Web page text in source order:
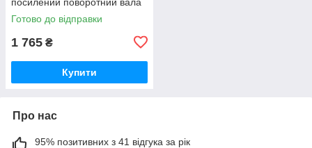
навески (вир-во Україна) 80-
4605022 / 80-4605022-А
Готово до відправки
1 765 ₴
Купити
Про нас
95% позитивних з 41 відгука за рік